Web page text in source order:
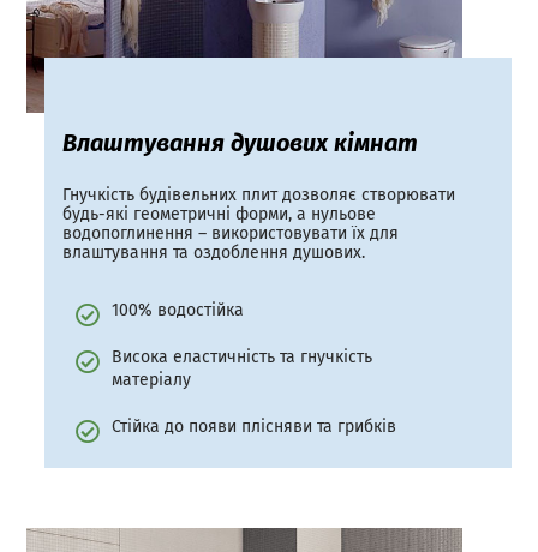
Влаштування душових кімнат
Гнучкість будівельних плит дозволяє створювати
будь-які геометричні форми, а нульове
водопоглинення – використовувати їх для
влаштування та оздоблення душових.
100% водостійка
Висока еластичність та гнучкість
матеріалу
Стійка до появи плісняви та грибків